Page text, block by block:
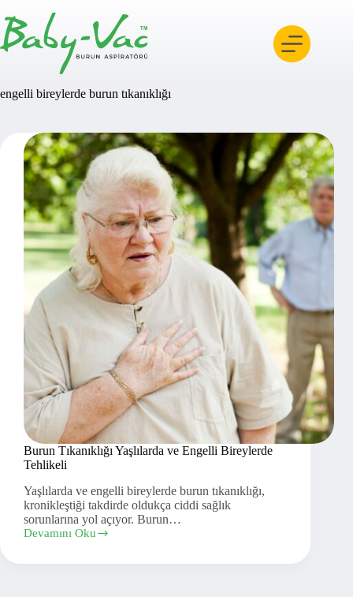
to
content
engelli bireylerde burun tıkanıklığı
Burun Tıkanıklığı Yaşlılarda ve Engelli Bireylerde
Tehlikeli
Yaşlılarda ve engelli bireylerde burun tıkanıklığı,
kronikleştiği takdirde oldukça ciddi sağlık
sorunlarına yol açıyor. Burun…
Devamını Oku
Burun
Yaşlılarda